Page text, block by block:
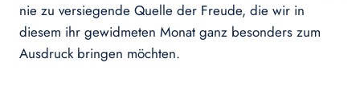
nie zu versiegende Quelle der Freude, die wir in
diesem ihr gewidmeten Monat ganz besonders zum
Ausdruck bringen möchten.